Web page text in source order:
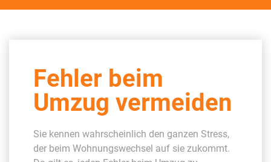
Fehler beim
Umzug vermeiden
Sie kennen wahrscheinlich den ganzen Stress,
der beim Wohnungswechsel auf sie zukommt.